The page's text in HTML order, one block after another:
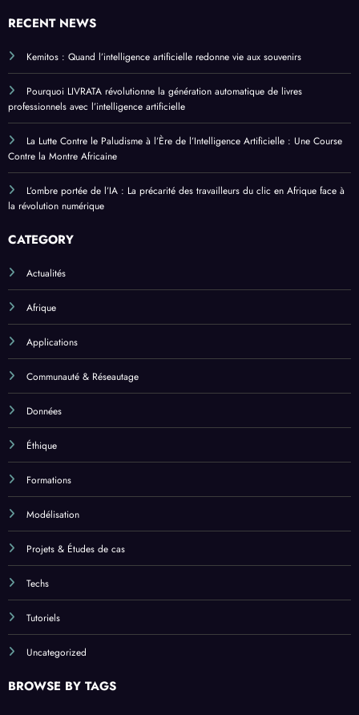
RECENT NEWS
Kemitos : Quand l’intelligence artificielle redonne vie aux souvenirs
Pourquoi LIVRATA révolutionne la génération automatique de livres
professionnels avec l’intelligence artificielle
La Lutte Contre le Paludisme à l’Ère de l’Intelligence Artificielle : Une Course
Contre la Montre Africaine
L’ombre portée de l’IA : La précarité des travailleurs du clic en Afrique face à
la révolution numérique
CATEGORY
Actualités
Afrique
Applications
Communauté & Réseautage
Données
Éthique
Formations
Modélisation
Projets & Études de cas
Techs
Tutoriels
Uncategorized
BROWSE BY TAGS